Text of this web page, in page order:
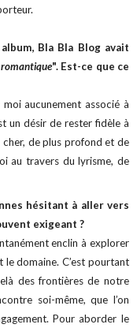
Bla Bla Blog avait
". Est-ce que ce
aucunement associé à
un désir de rester fidèle à
cher, de plus profond et de
au travers du lyrisme, de
hésitant à aller vers
exigeant ?
enclin à explorer
le domaine. C’est pourtant
des frontières de notre
soi-même, que l’on
Pour aborder le